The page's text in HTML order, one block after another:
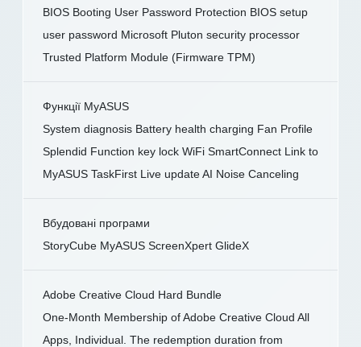
BIOS Booting User Password Protection BIOS setup
user password Microsoft Pluton security processor
Trusted Platform Module (Firmware TPM)
Функції MyASUS
System diagnosis Battery health charging Fan Profile
Splendid Function key lock WiFi SmartConnect Link to
MyASUS TaskFirst Live update AI Noise Canceling
Вбудовані програми
StoryCube MyASUS ScreenXpert GlideX
Adobe Creative Cloud Hard Bundle
One-Month Membership of Adobe Creative Cloud All
Apps, Individual. The redemption duration from